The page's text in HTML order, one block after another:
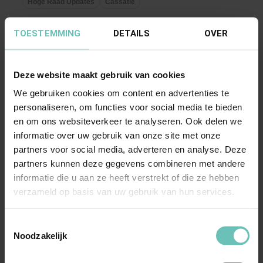
TOESTEMMING DETAILS OVER
Deze website maakt gebruik van cookies
We gebruiken cookies om content en advertenties te
personaliseren, om functies voor social media te bieden
en om ons websiteverkeer te analyseren. Ook delen we
informatie over uw gebruik van onze site met onze
partners voor social media, adverteren en analyse. Deze
partners kunnen deze gegevens combineren met andere
informatie die u aan ze heeft verstrekt of die ze hebben
verzameld op basis van uw gebruik van hun services.
Noodzakelijk
Hoge Raad Updates Cassatie
09 APRIL 2021
Uitspraak Hoge Raad: Fiscaal
verschoningsrecht (ECLI:NL:HR:2021:532, 9
april 2021, 20/00805)
Inlichtingenplicht advocaat als
verbinding met 52 lid ...
Hoge Raad Updates